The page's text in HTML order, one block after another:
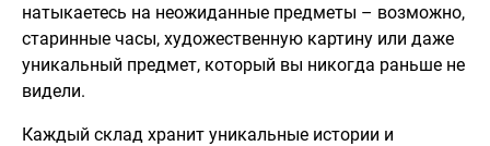
натыкаетесь на неожиданные предметы – возможно,
старинные часы, художественную картину или даже
уникальный предмет, который вы никогда раньше не
видели.
Каждый склад хранит уникальные истории и